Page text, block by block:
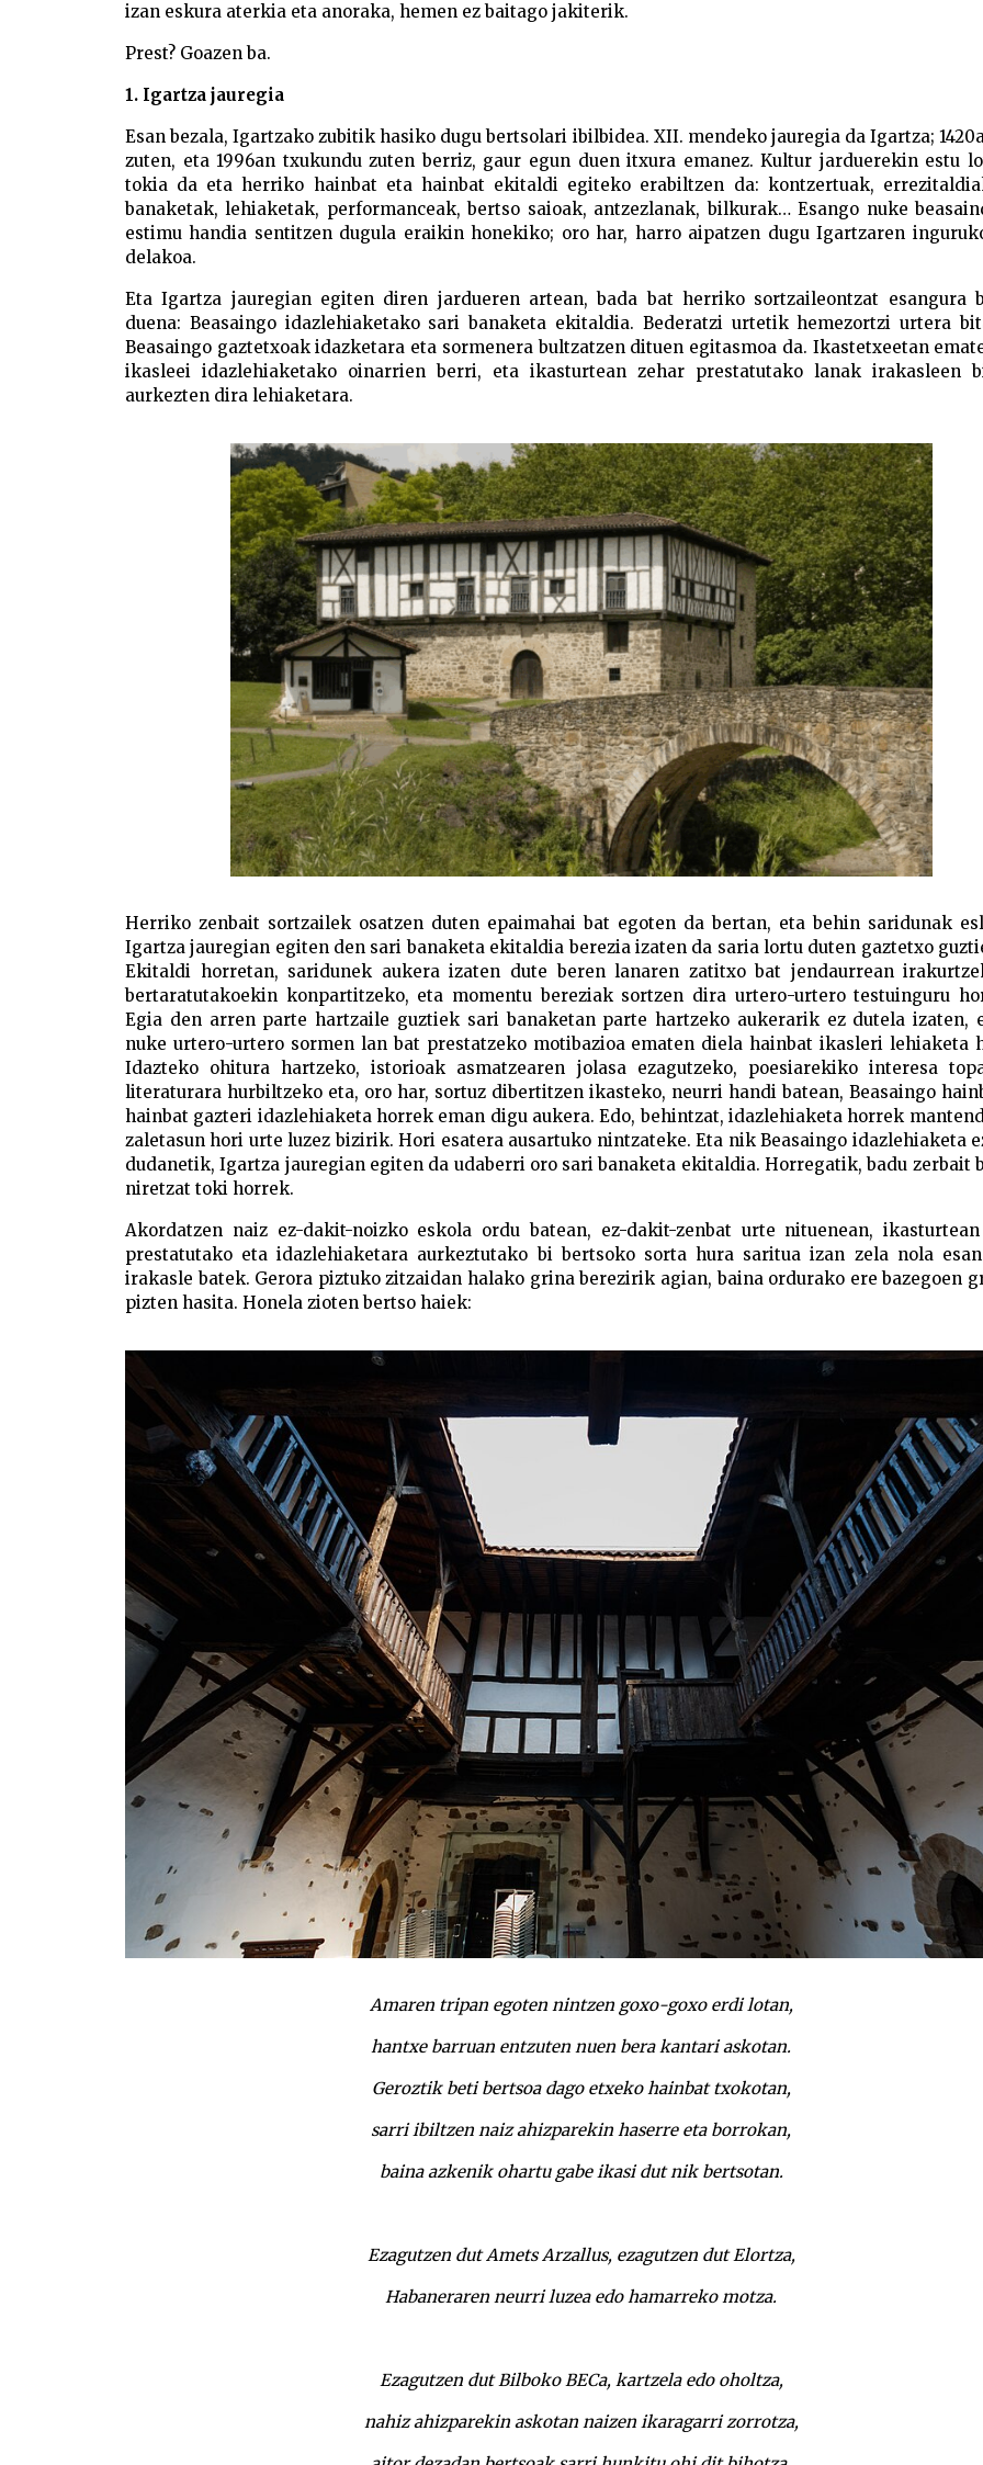
izan eskura aterkia eta anoraka, hemen ez baitago jakiterik.
Prest? Goazen ba.
1. Igartza jauregia
Esan bezala, Igartzako zubitik hasiko dugu bertsolari ibilbidea. XII. mendeko jauregia da Igartza;
zuten, eta 1996an txukundu zuten berriz, gaur egun duen itxura emanez. Kultur jarduerekin estu
tokia da eta herriko hainbat eta hainbat ekitaldi egiteko erabiltzen da: kontzertuak,
banaketak, lehiaketak, performanceak, bertso saioak, antzezlanak, bilkurak… Esango nuke
estimu handia sentitzen dugula eraikin honekiko; oro har, harro aipatzen dugu Igartzaren
delakoa.
Eta Igartza jauregian egiten diren jardueren artean, bada bat herriko sortzaileontzat esangura
duena: Beasaingo idazlehiaketako sari banaketa ekitaldia. Bederatzi urtetik hemezortzi urtera
Beasaingo gaztetxoak idazketara eta sormenera bultzatzen dituen egitasmoa da. Ikastetxeetan
ikasleei idazlehiaketako oinarrien berri, eta ikasturtean zehar prestatutako lanak irakasleen
aurkezten dira lehiaketara.
Herriko zenbait sortzailek osatzen duten epaimahai bat egoten da bertan, eta behin saridunak
Igartza jauregian egiten den sari banaketa ekitaldia berezia izaten da saria lortu duten gaztetxo
Ekitaldi horretan, saridunek aukera izaten dute beren lanaren zatitxo bat jendaurrean
bertaratutakoekin konpartitzeko, eta momentu bereziak sortzen dira urtero-urtero testuinguru
Egia den arren parte hartzaile guztiek sari banaketan parte hartzeko aukerarik ez dutela izaten,
nuke urtero-urtero sormen lan bat prestatzeko motibazioa ematen diela hainbat ikasleri lehiaketa
Idazteko ohitura hartzeko, istorioak asmatzearen jolasa ezagutzeko, poesiarekiko interesa
literaturara hurbiltzeko eta, oro har, sortuz dibertitzen ikasteko, neurri handi batean, Beasaingo
hainbat gazteri idazlehiaketa horrek eman digu aukera. Edo, behintzat, idazlehiaketa horrek
zaletasun hori urte luzez bizirik. Hori esatera ausartuko nintzateke. Eta nik Beasaingo idazlehiaketa
dudanetik, Igartza jauregian egiten da udaberri oro sari banaketa ekitaldia. Horregatik, badu zerbait
niretzat toki horrek.
Akordatzen naiz ez-dakit-noizko eskola ordu batean, ez-dakit-zenbat urte nituenean,
prestatutako eta idazlehiaketara aurkeztutako bi bertsoko sorta hura saritua izan zela nola
irakasle batek. Gerora piztuko zitzaidan halako grina berezirik agian, baina ordurako ere bazegoen
pizten hasita. Honela zioten bertso haiek:
Amaren tripan egoten nintzen goxo-goxo erdi lotan,
hantxe barruan entzuten nuen bera kantari askotan.
Geroztik beti bertsoa dago etxeko hainbat txokotan,
sarri ibiltzen naiz ahizparekin haserre eta borrokan,
baina azkenik ohartu gabe ikasi dut nik bertsotan.
Ezagutzen dut Amets Arzallus, ezagutzen dut Elortza,
Habaneraren neurri luzea edo hamarreko motza.
Ezagutzen dut Bilboko BECa, kartzela edo oholtza,
nahiz ahizparekin askotan naizen ikaragarri zorrotza,